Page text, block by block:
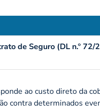
de Seguro (DL n.º 72/
ao custo direto da
contra determinados